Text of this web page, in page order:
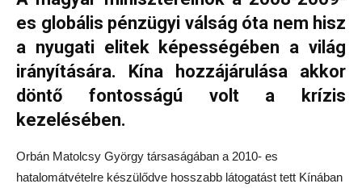
es globális pénzügyi válság óta nem hisz
a nyugati elitek képességében a világ
irányítására. Kína hozzájárulása akkor
döntő fontosságú volt a krízis
kezelésében.
Orbán Matolcsy György társaságában a 2010- es
hatalomátvételre készülődve hosszabb látogatást tett Kínában